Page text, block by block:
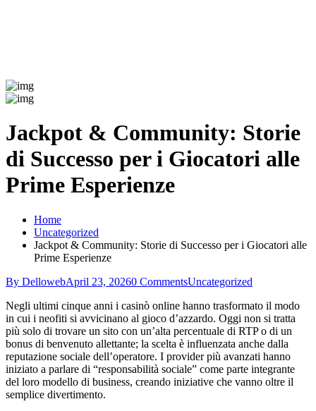
Jackpot & Community: Storie
di Successo per i Giocatori alle
Prime Esperienze
Home
Uncategorized
Jackpot & Community: Storie di Successo per i Giocatori alle
Prime Esperienze
By DellowebApril 23, 20260 CommentsUncategorized
Negli ultimi cinque anni i casinò online hanno trasformato il modo
in cui i neofiti si avvicinano al gioco d’azzardo. Oggi non si tratta
più solo di trovare un sito con un’alta percentuale di RTP o di un
bonus di benvenuto allettante; la scelta è influenzata anche dalla
reputazione sociale dell’operatore. I provider più avanzati hanno
iniziato a parlare di “responsabilità sociale” come parte integrante
del loro modello di business, creando iniziative che vanno oltre il
semplice divertimento.